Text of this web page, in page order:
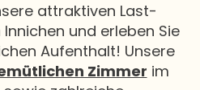
attraktiven Last-
und erleben Sie
Aufenthalt! Unsere
Zimmer im